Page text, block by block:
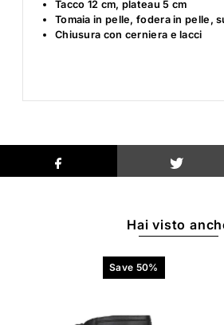
Tacco 12 cm, plateau 5 cm
Tomaia in pelle, fodera in pelle,
Chiusura con cerniera e lacci
Hai visto
Save 50%